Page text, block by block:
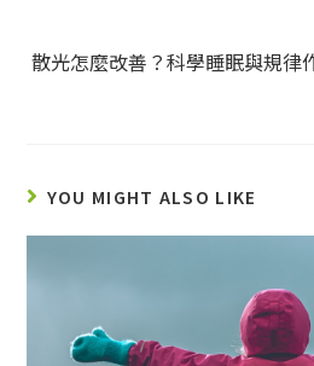
散光怎麼改善？科學睡眠與規律
YOU MIGHT ALSO LIKE